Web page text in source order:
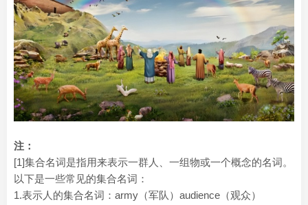
注：
[1]集合名词是指用来表示一群人、一组物或一个概念的名词。
以下是一些常见的集合名词：
1.表示人的集合名词：army（军队）audience（观众）